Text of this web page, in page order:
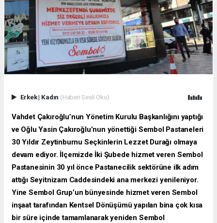
Erkek| Kadın (Haberi Sesli Oku)
Vahdet Çakıroğlu’nun Yönetim Kurulu Başkanlığını yaptığı
ve Oğlu Yasin Çakıroğlu’nun yönettiği Sembol Pastaneleri
30 Yıldır Zeytinburnu Seçkinlerin Lezzet Durağı olmaya
devam ediyor. İlçemizde İki Şubede hizmet veren Sembol
Pastanesinin 30 yıl önce Pastanecilik sektörüne ilk adım
attığı Seyitnizam Caddesindeki ana merkezi yenileniyor.
Yine Sembol Grup’un bünyesinde hizmet veren Sembol
inşaat tarafından Kentsel Dönüşümü yapılan bina çok kısa
bir süre içinde tamamlanarak yeniden Sembol